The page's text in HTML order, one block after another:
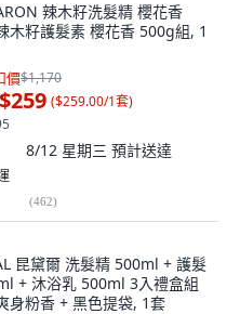
辣木籽洗髮精 櫻花香
木籽護髮素 櫻花香 500g組, 1
價$1,170
$259 ($259.00/1套)
8/12 星期三 預計送達
(462)
昆黛爾 洗髮精 500ml + 護髮
+ 沐浴乳 500ml 3入禮盒組
身粉香 + 黑色提袋, 1套